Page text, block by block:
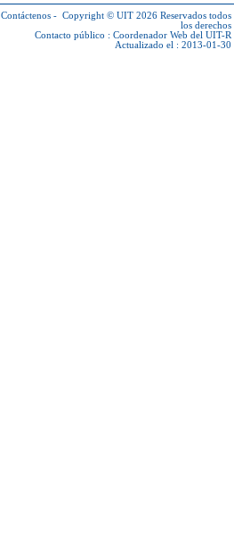
Contáctenos - Copyright © UIT 2026 Reservados todos
los derechos
Contacto público : Coordenador Web del UIT-R
Actualizado el : 2013-01-30